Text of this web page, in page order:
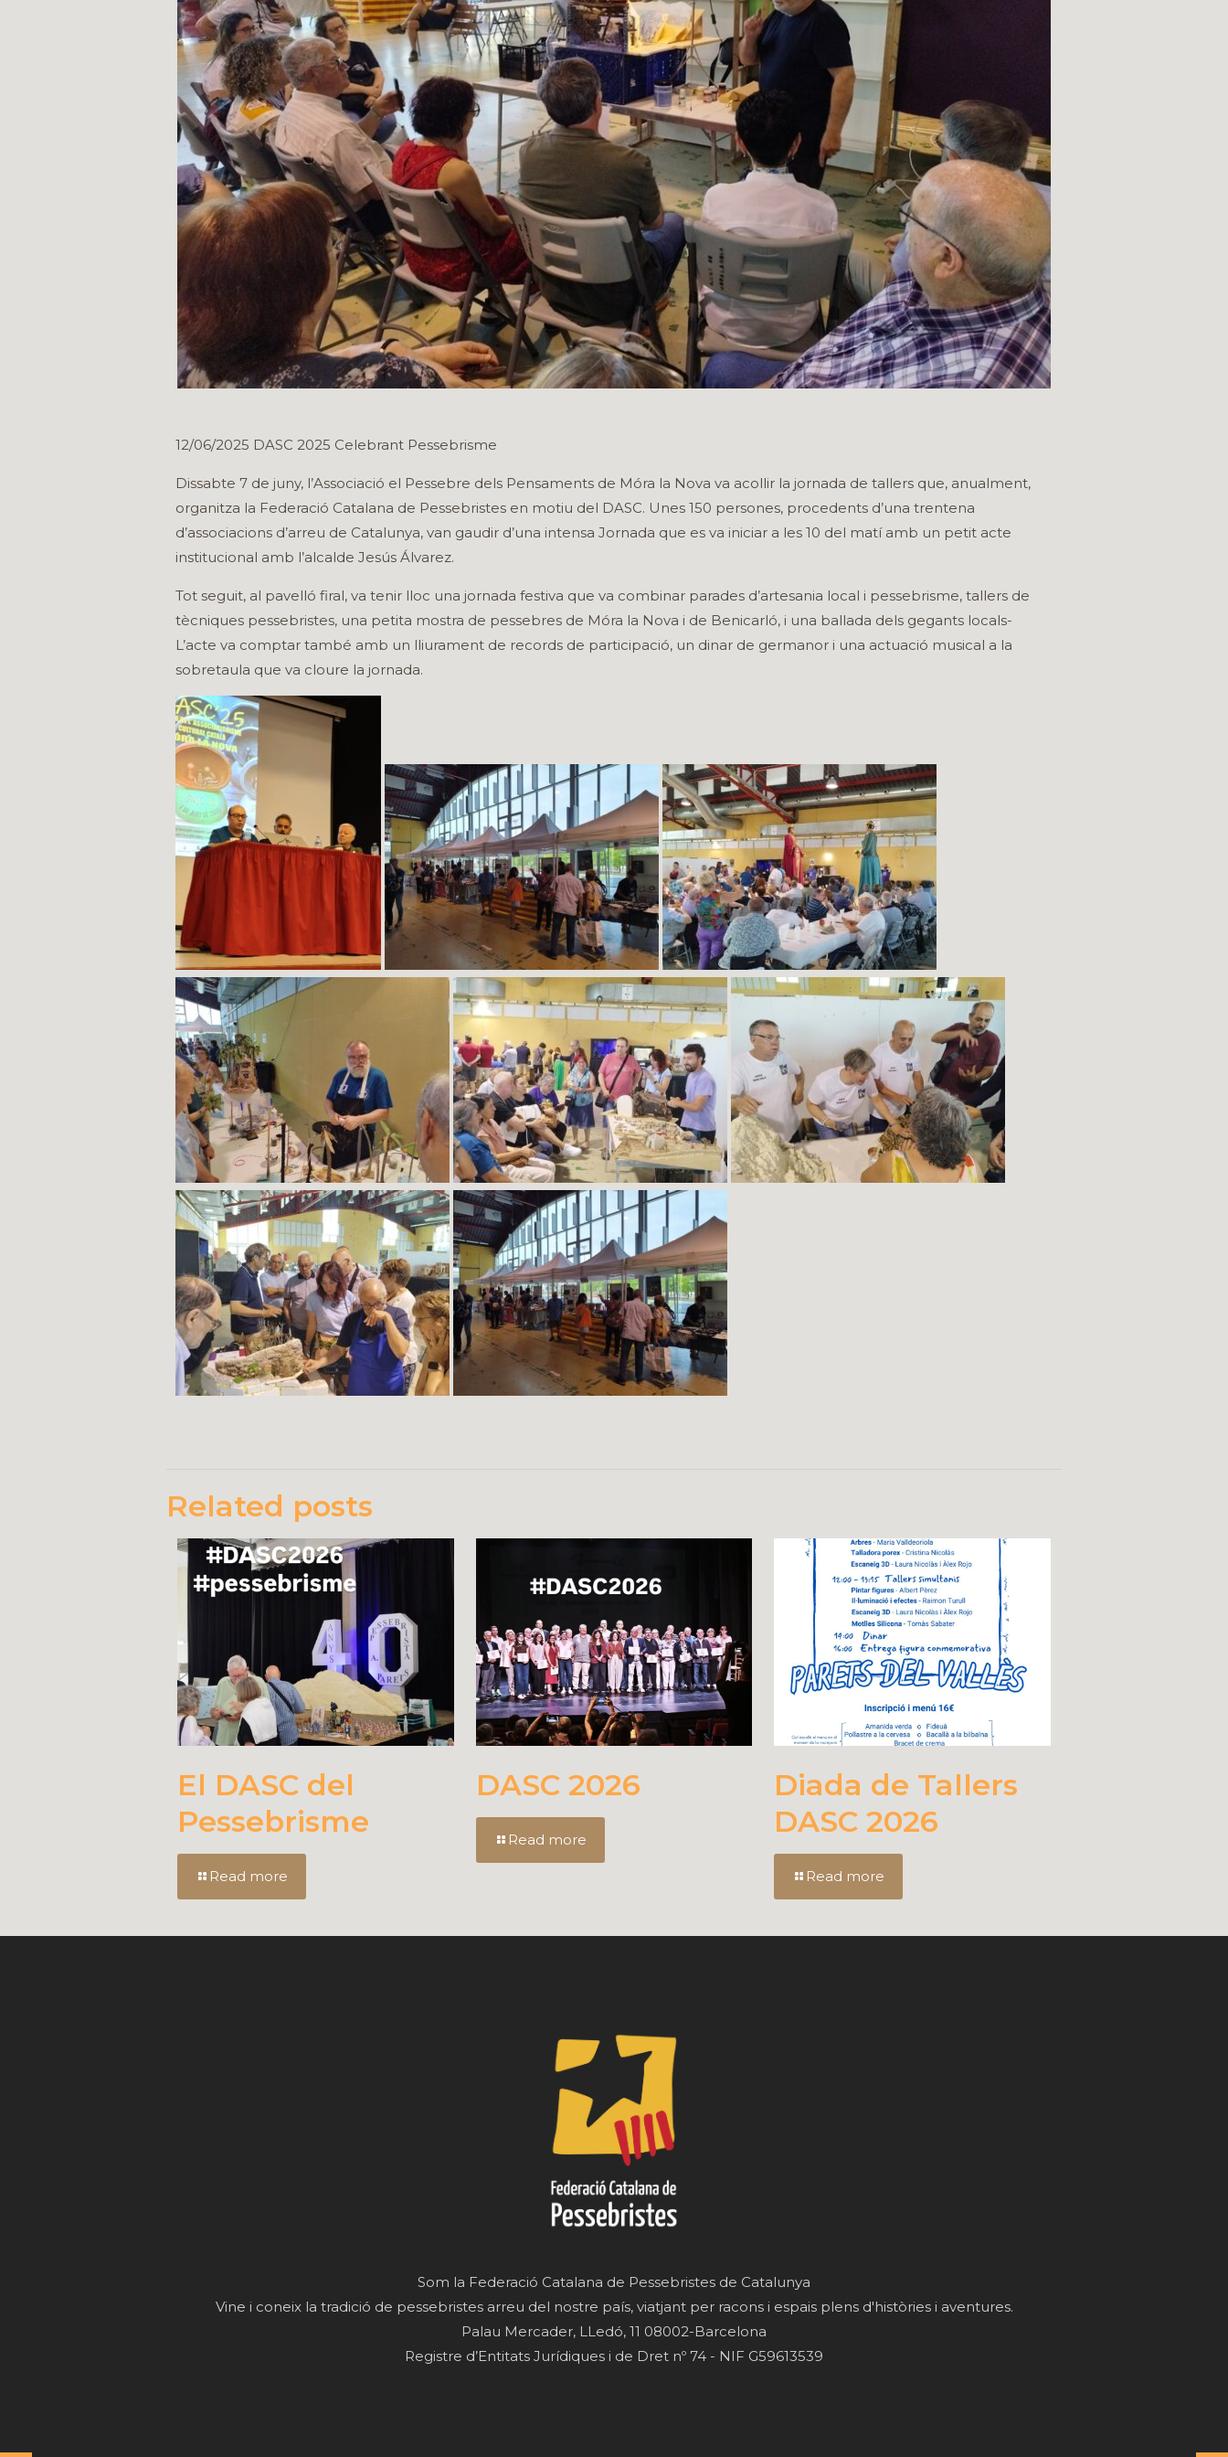
12/06/2025 DASC 2025 Celebrant Pessebrisme
Dissabte 7 de juny, l’Associació el Pessebre dels Pensaments de Móra la Nova va acollir la jornada de tallers que, anualment,
organitza la Federació Catalana de Pessebristes en motiu del DASC. Unes 150 persones, procedents d’una trentena
d’associacions d’arreu de Catalunya, van gaudir d’una intensa Jornada que es va iniciar a les 10 del matí amb un petit acte
institucional amb l’alcalde Jesús Álvarez.
Tot seguit, al pavelló firal, va tenir lloc una jornada festiva que va combinar parades d’artesania local i pessebrisme, tallers de
tècniques pessebristes, una petita mostra de pessebres de Móra la Nova i de Benicarló, i una ballada dels gegants locals-
L’acte va comptar també amb un lliurament de records de participació, un dinar de germanor i una actuació musical a la
sobretaula que va cloure la jornada.
Related posts
El DASC del
Pessebrisme
Read more
DASC 2026
Read more
Diada de Tallers
DASC 2026
Read more
Som la Federació Catalana de Pessebristes de Catalunya
Vine i coneix la tradició de pessebristes arreu del nostre país, viatjant per racons i espais plens d'històries i aventures.
Palau Mercader, LLedó, 11 08002-Barcelona
Registre d’Entitats Jurídiques i de Dret nº 74 - NIF G59613539